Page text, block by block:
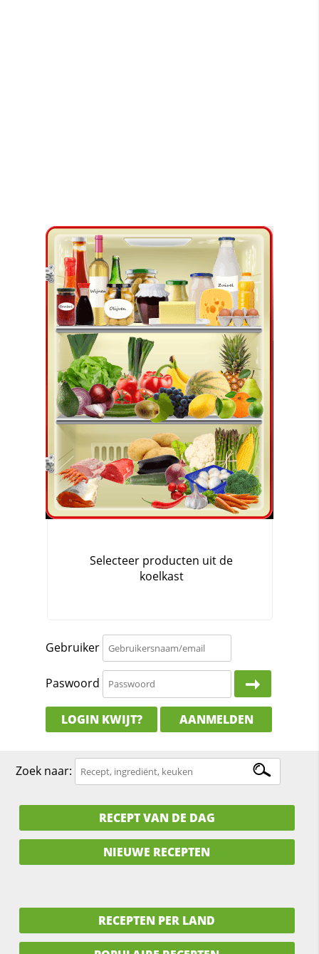
Gebruiker
Paswoord
LOGIN KWIJT? AANMELDEN
Zoek naar:
RECEPT VAN DE DAG
NIEUWE RECEPTEN
RECEPTEN PER LAND